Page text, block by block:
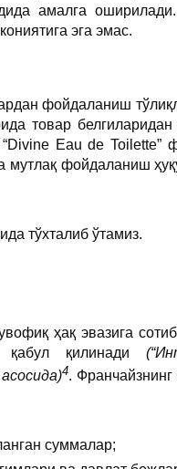
амалга
эга эмас.
фойдаланиш
товар
Eau de Toilette”
фойдаланиш
тўхталиб ўтамиз.
ҳақ эвазига
қабул қилинади
4.
суммалар;